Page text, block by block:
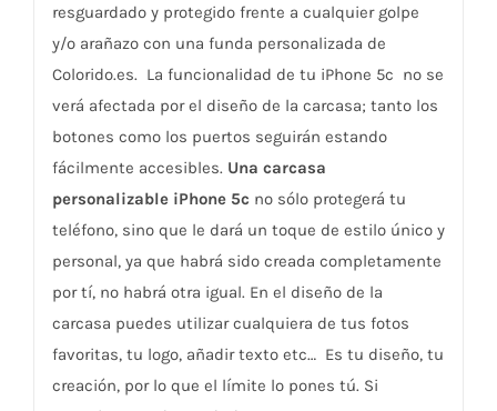
resguardado y protegido frente a cualquier golpe
y/o arañazo con una funda personalizada de
Colorido.es. La funcionalidad de tu iPhone 5c no se
verá afectada por el diseño de la carcasa; tanto los
botones como los puertos seguirán estando
fácilmente accesibles. Una carcasa
personalizable iPhone 5c no sólo protegerá tu
teléfono, sino que le dará un toque de estilo único y
personal, ya que habrá sido creada completamente
por tí, no habrá otra igual. En el diseño de la
carcasa puedes utilizar cualquiera de tus fotos
favoritas, tu logo, añadir texto etc… Es tu diseño, tu
creación, por lo que el límite lo pones tú. Si